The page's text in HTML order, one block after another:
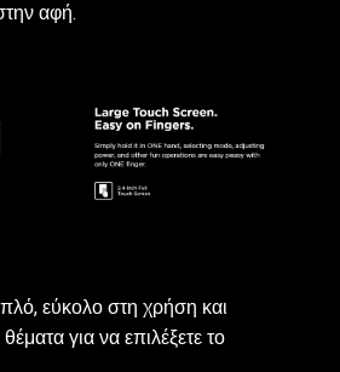
αφή.
εύκολο στη χρήση και
για να επιλέξετε το